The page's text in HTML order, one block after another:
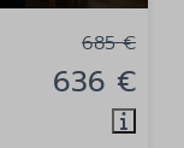
685 €
636 €